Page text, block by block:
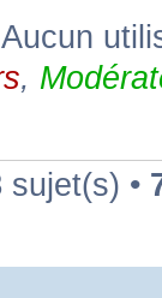
,
sujet(s) •